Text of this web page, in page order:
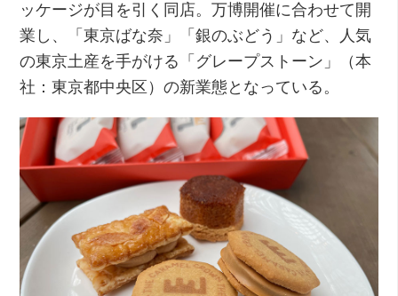
ッケージが目を引く同店。万博開催に合わせて開
業し、「東京ばな奈」「銀のぶどう」など、人気
の東京土産を手がける「グレープストーン」（本
社：東京都中央区）の新業態となっている。